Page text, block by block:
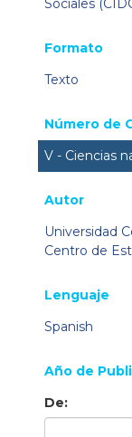
Sociales
Formato
Texto
Número de
V - Ciencias
Autor
Universidad
Centro de
Lenguaje
Spanish
Año de
De: